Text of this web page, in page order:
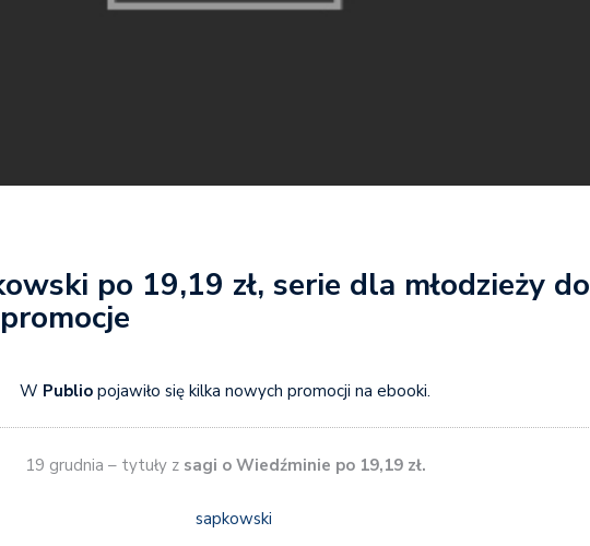
po 19,19 zł, serie dla młodzieży do
W Publio pojawiło się kilka nowych promocji na ebooki.
19 grudnia – tytuły z sagi o Wiedźminie po 19,19 zł.